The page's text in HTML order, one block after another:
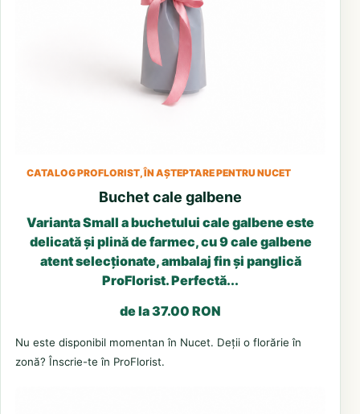
CATALOG PROFLORIST, ÎN AȘTEPTARE PENTRU NUCET
Buchet cale galbene
Varianta Small a buchetului cale galbene este
delicată și plină de farmec, cu 9 cale galbene
atent selecționate, ambalaj fin și panglică
ProFlorist. Perfectă...
de la 37.00 RON
Nu este disponibil momentan în Nucet. Deții o florărie în
zonă? Înscrie-te în ProFlorist.